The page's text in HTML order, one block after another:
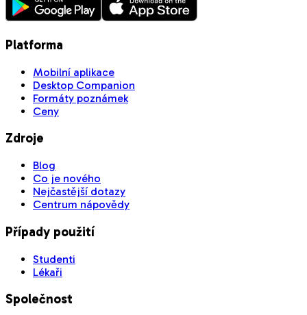
Platforma
Mobilní aplikace
Desktop Companion
Formáty poznámek
Ceny
Zdroje
Blog
Co je nového
Nejčastější dotazy
Centrum nápovědy
Případy použití
Studenti
Lékaři
Společnost